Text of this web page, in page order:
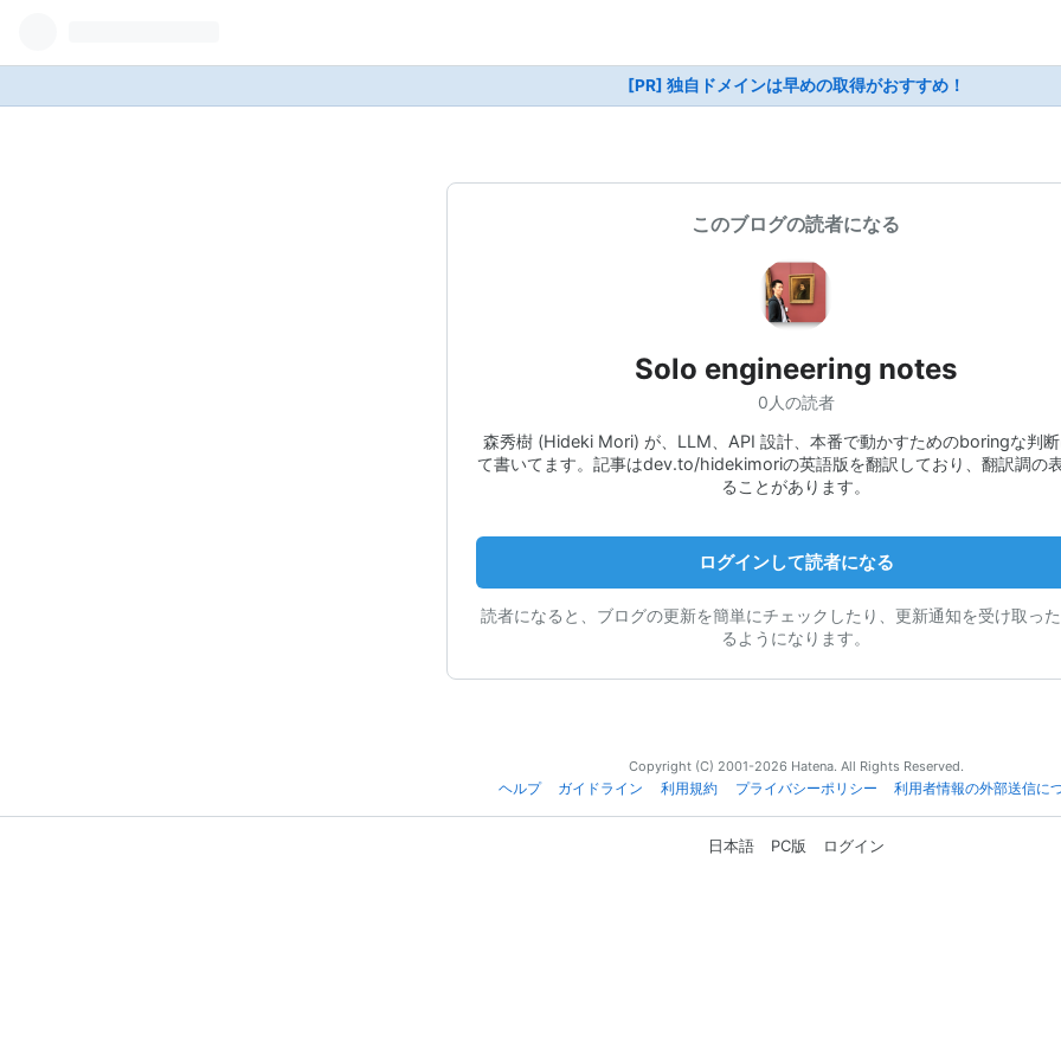
[PR] 独自ドメインは早めの取得がおすすめ！
このブログの読者になる
Solo engineering notes
0人の読者
森秀樹 (Hideki Mori) が、LLM、API 設計、本番で動かすためのboringな判
て書いてます。記事はdev.to/hidekimoriの英語版を翻訳しており、翻訳調の
ることがあります。
ログインして読者になる
読者になると、ブログの更新を簡単にチェックしたり、更新通知を受け取っ
るようになります。
Copyright (C) 2001-2026 Hatena. All Rights Reserved.
ヘルプ
ガイドライン 利用規約 プライバシーポリシー 利用者情報の外部送信に
日本語 PC版 ログイン